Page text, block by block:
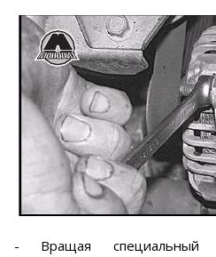
- Вращая специальный